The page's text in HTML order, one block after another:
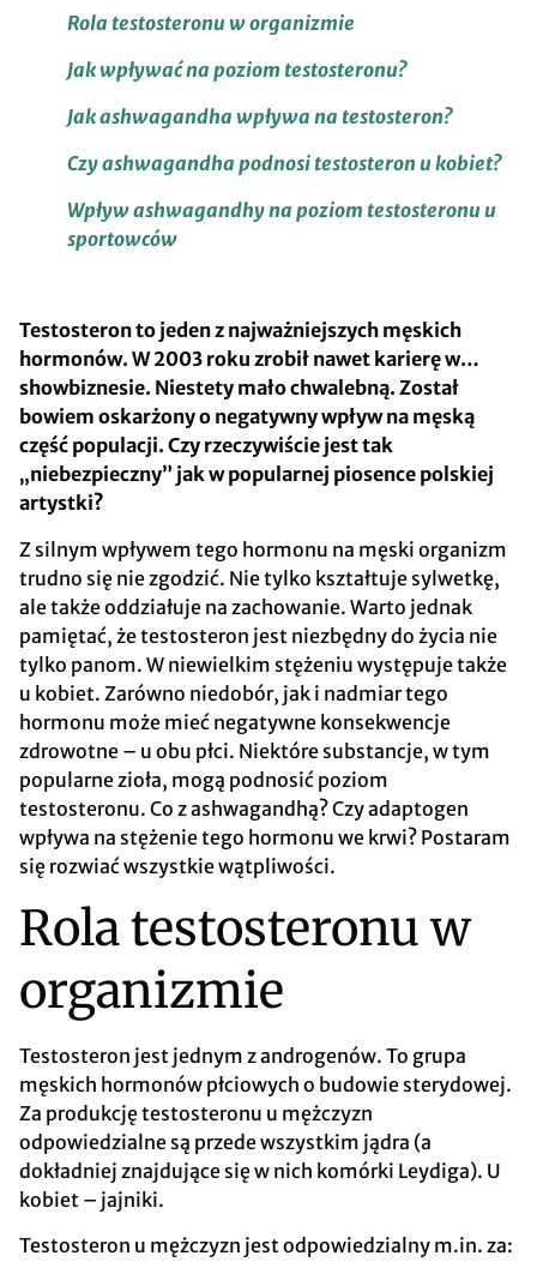
Rola testosteronu w organizmie
Jak wpływać na poziom testosteronu?
Jak ashwagandha wpływa na testosteron?
Czy ashwagandha podnosi testosteron u kobiet?
Wpływ ashwagandhy na poziom testosteronu u
sportowców
Testosteron to jeden z najważniejszych męskich
hormonów. W 2003 roku zrobił nawet karierę w…
showbiznesie. Niestety mało chwalebną. Został
bowiem oskarżony o negatywny wpływ na męską
część populacji. Czy rzeczywiście jest tak
„niebezpieczny” jak w popularnej piosence polskiej
artystki?
Z silnym wpływem tego hormonu na męski organizm
trudno się nie zgodzić. Nie tylko kształtuje sylwetkę,
ale także oddziałuje na zachowanie. Warto jednak
pamiętać, że testosteron jest niezbędny do życia nie
tylko panom. W niewielkim stężeniu występuje także
u kobiet. Zarówno niedobór, jak i nadmiar tego
hormonu może mieć negatywne konsekwencje
zdrowotne – u obu płci. Niektóre substancje, w tym
popularne zioła, mogą podnosić poziom
testosteronu. Co z ashwagandhą? Czy adaptogen
wpływa na stężenie tego hormonu we krwi? Postaram
się rozwiać wszystkie wątpliwości.
Rola testosteronu w
organizmie
Testosteron jest jednym z androgenów. To grupa
męskich hormonów płciowych o budowie sterydowej.
Za produkcję testosteronu u mężczyzn
odpowiedzialne są przede wszystkim jądra (a
dokładniej znajdujące się w nich komórki Leydiga). U
kobiet – jajniki.
Testosteron u mężczyzn jest odpowiedzialny m.in. za: